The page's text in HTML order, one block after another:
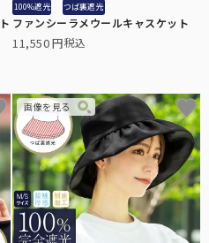
100%遮光 つば裏遮光
ファンシーラメウールキャスケット
11,550 税込